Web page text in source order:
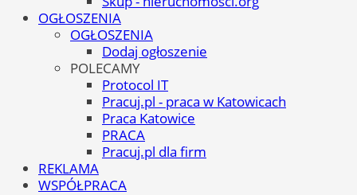
OGŁOSZENIA
OGŁOSZENIA
Dodaj ogłoszenie
POLECAMY
Protocol IT
Pracuj.pl - praca w Katowicach
Praca Katowice
PRACA
Pracuj.pl dla firm
REKLAMA
WSPÓŁPRACA